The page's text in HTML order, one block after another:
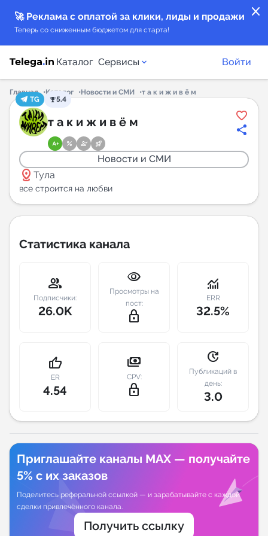
close
🚀 Реклама с оплатой за клики, лиды и продажи
Теперь со сниженным бюджетом для старта!
Каталог Сервисы
Каталог каналов
Каталог ботов
Горящие предложения
Индекс читаемости каналов в Telegram
Аналитика MAX каналов
Индивидуальное сопровождение
Аналитика Telegram
Войти
Главная Каталог Новости и СМИ
т а к и ж и в ё м
TG
5.4
т а к и ж и в ё м
Новости и СМИ
distance Тула
все строится на любви
Статистика канала
group
Подписчики:
26.0K
visibility
Просмотры на
пост:
lock_outline
monitoring
ERR
32.5%
thumb_up
ER
4.54
payments
CPV:
lock_outline
update
Публикаций в
день:
3.0
Приглашайте каналы MAX — получайте
5% с их заказов
Поделитесь реферальной ссылкой — и зарабатывайте с каждой
сделки привлечённого канала.
Получить ссылку